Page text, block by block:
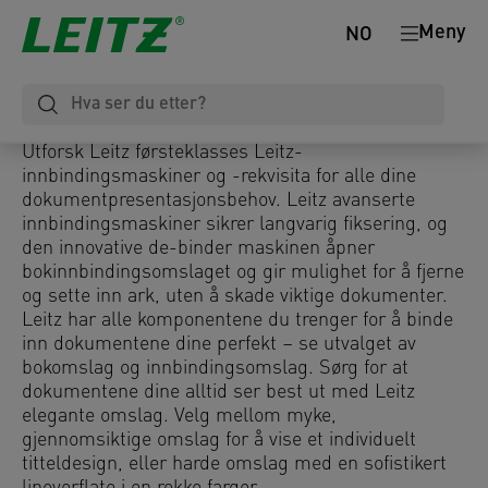
Meny
NO
Utforsk Leitz førsteklasses Leitz-
innbindingsmaskiner og -rekvisita for alle dine
dokumentpresentasjonsbehov. Leitz avanserte
innbindingsmaskiner sikrer langvarig fiksering, og
den innovative de-binder maskinen åpner
bokinnbindingsomslaget og gir mulighet for å fjerne
og sette inn ark, uten å skade viktige dokumenter.
Leitz har alle komponentene du trenger for å binde
inn dokumentene dine perfekt – se utvalget av
bokomslag og innbindingsomslag. Sørg for at
dokumentene dine alltid ser best ut med Leitz
elegante omslag. Velg mellom myke,
gjennomsiktige omslag for å vise et individuelt
titteldesign, eller harde omslag med en sofistikert